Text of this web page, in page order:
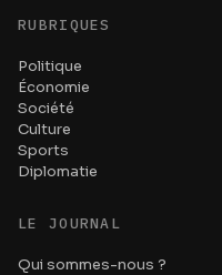
RUBRIQUES
Politique
Économie
Société
Culture
Sports
Diplomatie
LE JOURNAL
Qui sommes-nous ?